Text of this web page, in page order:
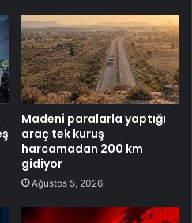
Madeni paralarla yaptığı
araç tek kuruş
harcamadan 200 km
gidiyor
Ağustos 5, 2026